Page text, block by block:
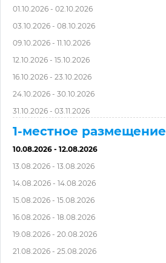
01.10.2026 - 02.10.2026
03.10.2026 - 08.10.2026
09.10.2026 - 11.10.2026
12.10.2026 - 15.10.2026
16.10.2026 - 23.10.2026
24.10.2026 - 30.10.2026
31.10.2026 - 03.11.2026
1-местное размещение
10.08.2026 - 12.08.2026
13.08.2026 - 13.08.2026
14.08.2026 - 14.08.2026
15.08.2026 - 15.08.2026
16.08.2026 - 18.08.2026
19.08.2026 - 20.08.2026
21.08.2026 - 25.08.2026